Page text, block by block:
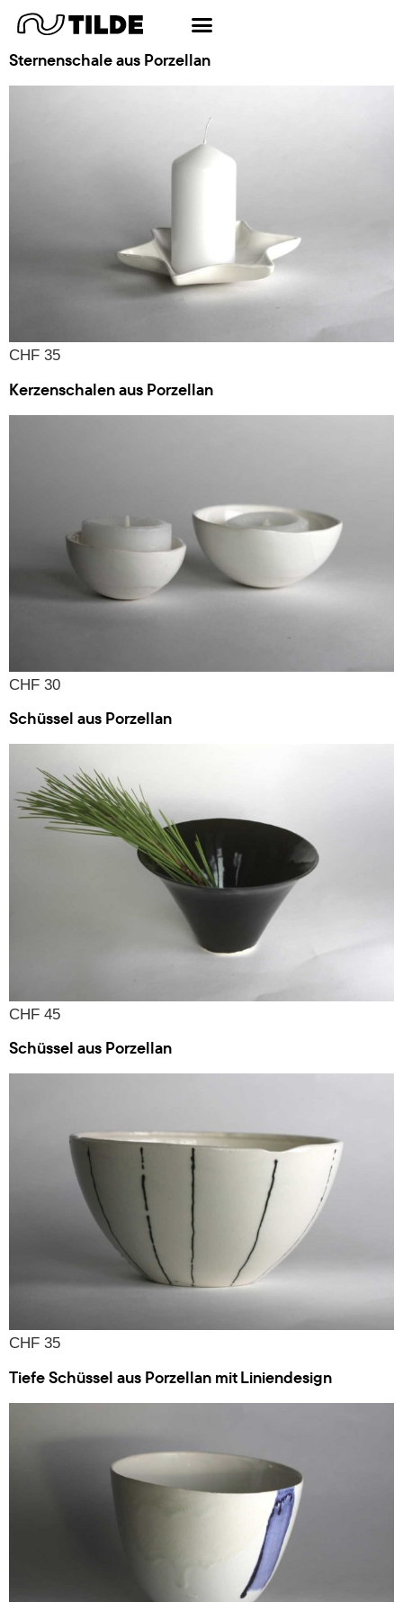
Schlagwort:Schale
Sternenschale aus Porzellan
CHF 35
Kerzenschalen aus Porzellan
CHF 30
Schüssel aus Porzellan
CHF 45
Schüssel aus Porzellan
CHF 35
Tiefe Schüssel aus Porzellan mit Liniendesign